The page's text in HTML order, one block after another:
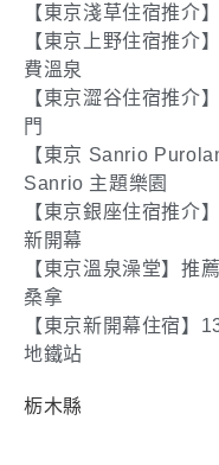
【東京淺草住宿推介
【東京上野住宿推介
費溫泉
【東京澀谷住宿推介
門
【東京 Sanrio
Sanrio 主題樂園
【東京銀座住宿推介
新開幕
【東京溫泉澡堂】推
桑拿
【東京新開幕住宿】
地鐵站
栃木縣